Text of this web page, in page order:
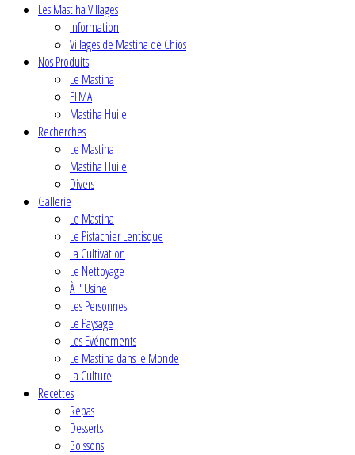
Les Mastiha Villages
Information
Villages de Mastiha de Chios
Nos Produits
Le Mastiha
ELMA
Mastiha Huile
Recherches
Le Mastiha
Mastiha Huile
Divers
Gallerie
Le Mastiha
Le Pistachier Lentisque
La Cultivation
Le Nettoyage
À l' Usine
Les Personnes
Le Paysage
Les Evénements
Le Mastiha dans le Monde
La Culture
Recettes
Repas
Desserts
Boissons